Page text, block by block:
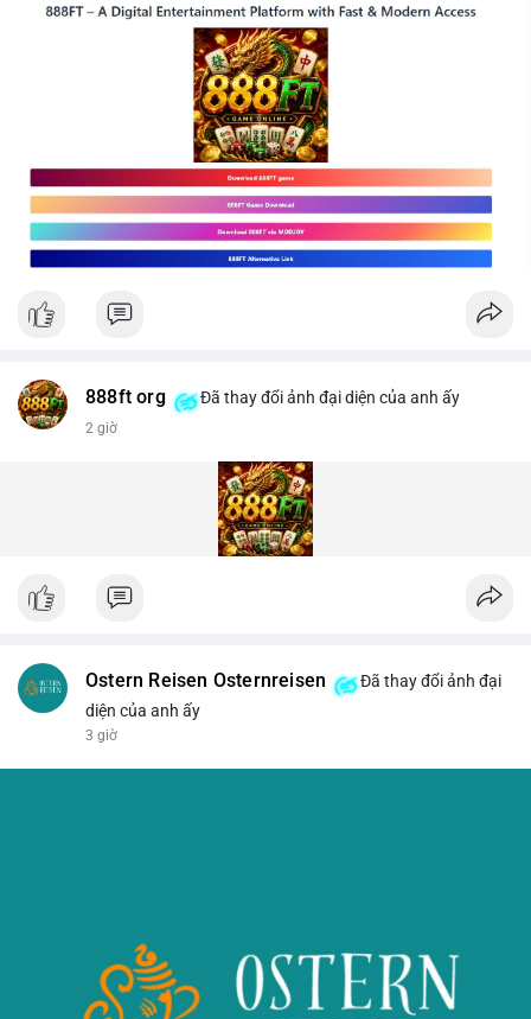
888ft org Đã thay đổi ảnh đại diện của anh ấy
2 giờ
Ostern Reisen Osternreisen
Đã thay đổi ảnh đại
diện của anh ấy
3 giờ